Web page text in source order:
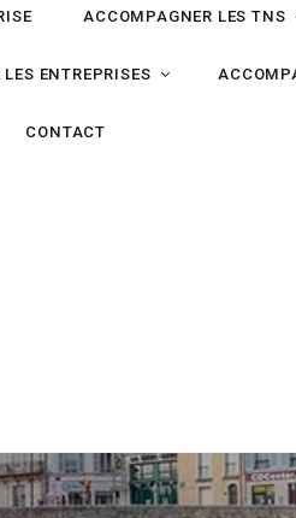
ACCOMPAGNER LES TNS
ENTREPRISES
CONTACT